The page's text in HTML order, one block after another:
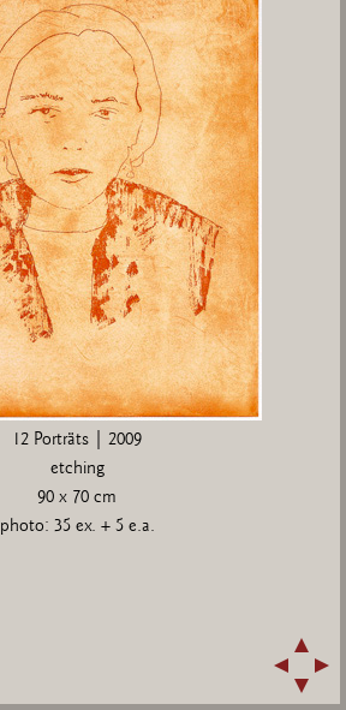
12 Porträts | 2009
etching
90 x 70 cm
photo: 35 ex. + 5 e.a.